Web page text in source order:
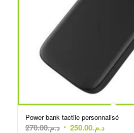
Power bank tactile personnalisé
د.م.270.00
Le
د.م.250.00
Le